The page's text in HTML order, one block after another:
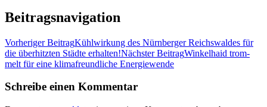
Beitragsnavigation
Vorheriger BeitragKühl­wir­kung des Nürn­ber­ger Reichs­wal­des für
die über­hitz­ten Städ­te erhalten!Nächster BeitragWin­kel­haid trom­
melt für eine kli­ma­freund­li­che Energiewende
Schreibe einen Kommentar